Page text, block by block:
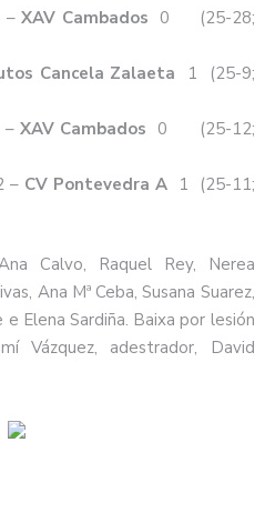
–XAV Cambados 0 (25-28;
Cancela Zalaeta 1 (25-9;
–XAV Cambados 0 (25-12;
– CV Pontevedra A1 (25-11;
Calvo, Raquel Rey, Nerea
Ana Mª Ceba, Susana Suarez,
Elena Sardiña. Baixa por lesión
Vázquez, adestrador, David